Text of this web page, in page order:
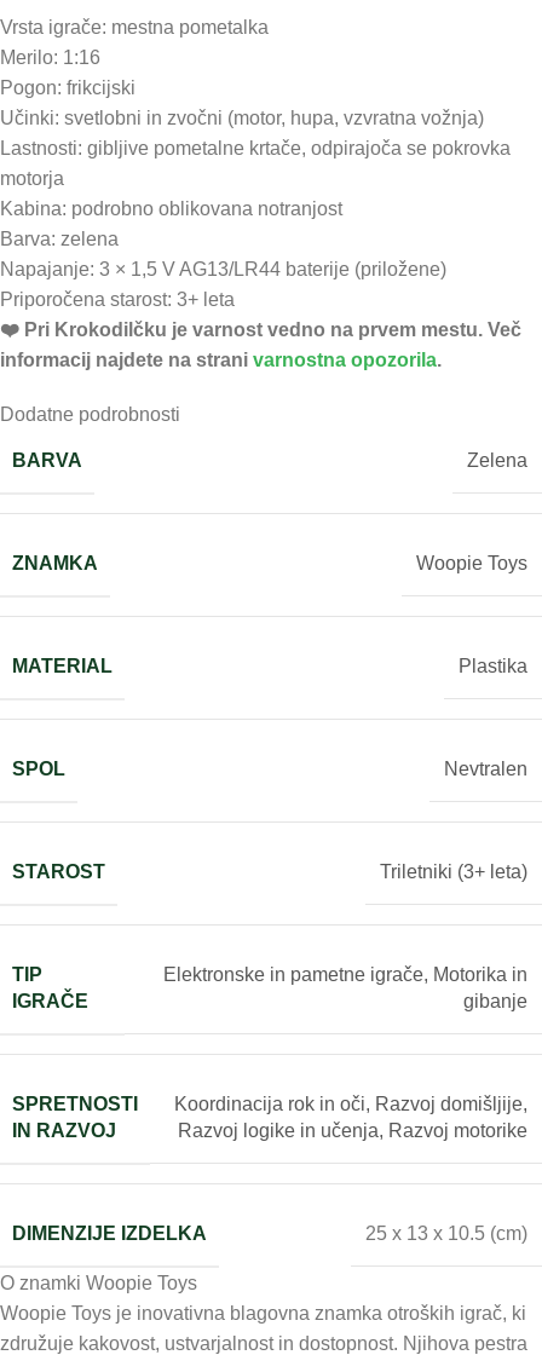
Vrsta igrače: mestna pometalka
Merilo: 1:16
Pogon: frikcijski
Učinki: svetlobni in zvočni (motor, hupa, vzvratna vožnja)
Lastnosti: gibljive pometalne krtače, odpirajoča se pokrovka
motorja
Kabina: podrobno oblikovana notranjost
Barva: zelena
Napajanje: 3 × 1,5 V AG13/LR44 baterije (priložene)
Priporočena starost: 3+ leta
❤️ ️Pri Krokodilčku je varnost vedno na prvem mestu. Več
informacij najdete na strani varnostna opozorila.
Dodatne podrobnosti
BARVA Zelena
ZNAMKA Woopie Toys
MATERIAL Plastika
SPOL Nevtralen
STAROST Triletniki (3+ leta)
TIP
IGRAČE
Elektronske in pametne igrače, Motorika in
gibanje
SPRETNOSTI
IN RAZVOJ
Koordinacija rok in oči, Razvoj domišljije,
Razvoj logike in učenja, Razvoj motorike
DIMENZIJE IZDELKA 25 x 13 x 10.5 (cm)
O znamki Woopie Toys
Woopie Toys je inovativna blagovna znamka otroških igrač, ki
združuje kakovost, ustvarjalnost in dostopnost. Njihova pestra